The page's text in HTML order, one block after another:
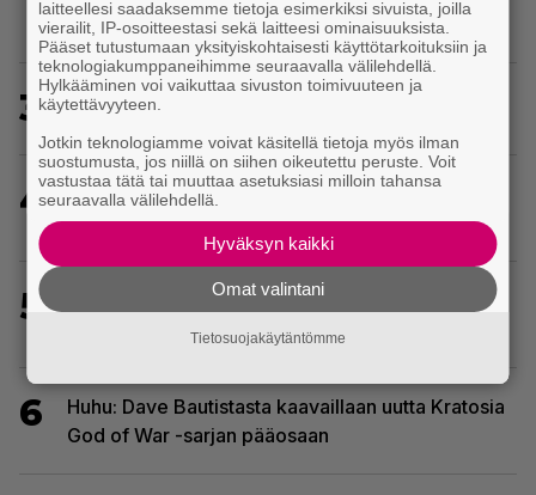
erikoisista valinnoista
3 Tässä ovat seuraavat Xbox Game Pass -pelit
4
EA myytiin Saudi-Arabiaan – yhtiöltä odotetaan
massairtisanomisia
5
Yhdeksän peliä poistuu tässä kuussa PS Plus -
palvelun tarjonnasta
6
Huhu: Dave Bautistasta kaavaillaan uutta Kratosia
God of War -sarjan pääosaan
laitteellesi saadaksemme tietoja esimerkiksi sivuista, joilla
vierailit, IP-osoitteestasi sekä laitteesi ominaisuuksista.
Pääset tutustumaan yksityiskohtaisesti käyttötarkoituksiin ja
teknologiakumppaneihimme seuraavalla välilehdellä.
Hylkääminen voi vaikuttaa sivuston toimivuuteen ja
käytettävyyteen.
Jotkin teknologiamme voivat käsitellä tietoja myös ilman
suostumusta, jos niillä on siihen oikeutettu peruste. Voit
vastustaa tätä tai muuttaa asetuksiasi milloin tahansa
seuraavalla välilehdellä.
Hyväksyn kaikki
Omat valintani
Tietosuojakäytäntömme